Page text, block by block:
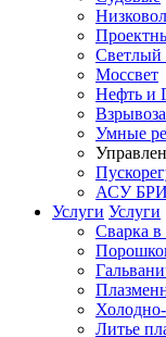
Светлый
Моссвет
Нефть и
Умные
АСУ
Услуги Услуги
Сварка в
Литье